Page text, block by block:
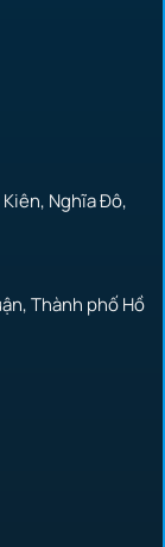
Nghĩa Đô,
Thành phố Hồ